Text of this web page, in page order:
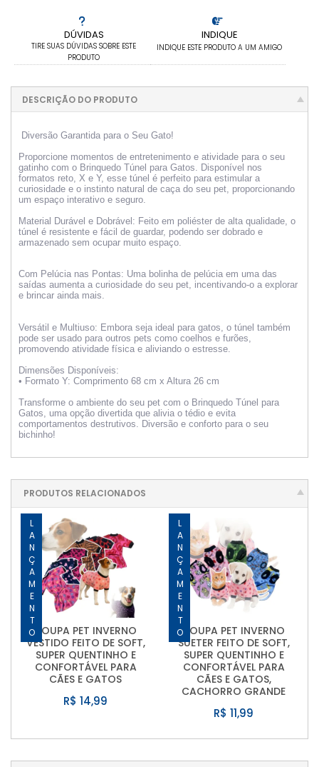
DÚVIDAS
TIRE SUAS DÚVIDAS SOBRE ESTE
PRODUTO
INDIQUE
INDIQUE ESTE PRODUTO A UM AMIGO
DESCRIÇÃO DO PRODUTO
Diversão Garantida para o Seu Gato!
Proporcione momentos de entretenimento e atividade para o seu
gatinho com o Brinquedo Túnel para Gatos. Disponível nos
formatos reto, X e Y, esse túnel é perfeito para estimular a
curiosidade e o instinto natural de caça do seu pet, proporcionando
um espaço interativo e seguro.
Material Durável e Dobrável: Feito em poliéster de alta qualidade, o
túnel é resistente e fácil de guardar, podendo ser dobrado e
armazenado sem ocupar muito espaço.
Com Pelúcia nas Pontas: Uma bolinha de pelúcia em uma das
saídas aumenta a curiosidade do seu pet, incentivando-o a explorar
e brincar ainda mais.
Versátil e Multiuso: Embora seja ideal para gatos, o túnel também
pode ser usado para outros pets como coelhos e furões,
promovendo atividade física e aliviando o estresse.
Dimensões Disponíveis:
• Formato Y: Comprimento 68 cm x Altura 26 cm
Transforme o ambiente do seu pet com o Brinquedo Túnel para
Gatos, uma opção divertida que alivia o tédio e evita
comportamentos destrutivos. Diversão e conforto para o seu
bichinho!
PRODUTOS RELACIONADOS
LANÇAMENTOROUPA PET INVERNO
VESTIDO FEITO DE SOFT,
SUPER QUENTINHO E
CONFORTÁVEL PARA
CÃES E GATOS
R$ 14,99
LANÇAMENTOROUPA PET INVERNO
SUETER FEITO DE SOFT,
SUPER QUENTINHO E
CONFORTÁVEL PARA
CÃES E GATOS,
CACHORRO GRANDE
R$ 11,99